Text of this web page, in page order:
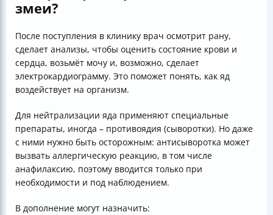
змеи?
После поступления в клинику врач осмотрит рану,
сделает анализы, чтобы оценить состояние крови и
сердца, возьмёт мочу и, возможно, сделает
электрокардиограмму. Это поможет понять, как яд
воздействует на организм.
Для нейтрализации яда применяют специальные
препараты, иногда – противоядия (сыворотки). Но даже
с ними нужно быть осторожным: антисыворотка может
вызвать аллергическую реакцию, в том числе
анафилаксию, поэтому вводится только при
необходимости и под наблюдением.
В дополнение могут назначить: